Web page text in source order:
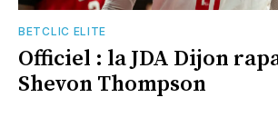
BETCLIC ELITE
Officiel : la JDA Dijon
Shevon Thompson